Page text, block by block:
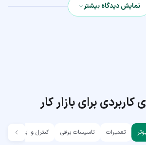
نمایش دیدگاه بیشتر
کاربردی برای بازار کار
تعمیرات تاسیسات برقی کنترل و ابزار دقیق